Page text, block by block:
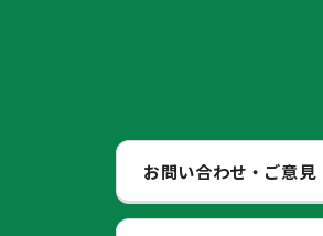
お問い合わせ・ご意見